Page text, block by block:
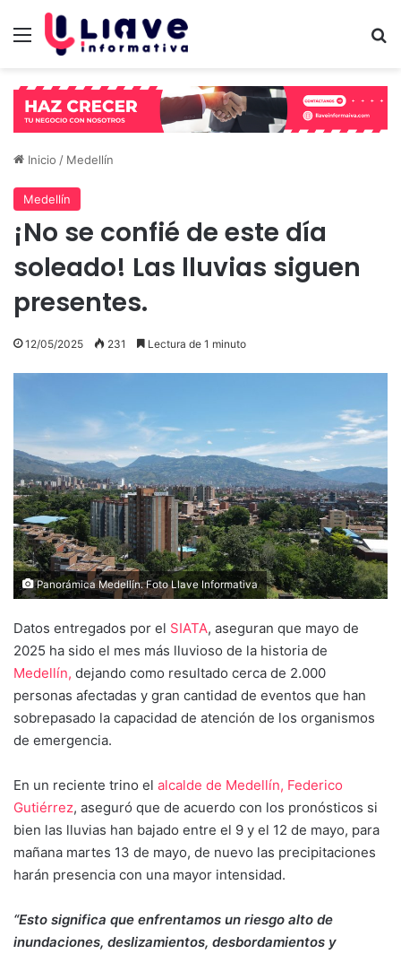
Menú
Inicio / Medellín
Medellín
¡No se confié de este día
soleado! Las lluvias siguen
presentes.
12/05/2025 231 Lectura de 1 minuto
Panorámica Medellín. Foto Llave Informativa
Datos entregados por el SIATA, aseguran que mayo de
2025 ha sido el mes más lluvioso de la historia de
Medellín, dejando como resultado cerca de 2.000
personas afectadas y gran cantidad de eventos que han
sobrepasado la capacidad de atención de los organismos
de emergencia.
En un reciente trino el alcalde de Medellín, Federico
Gutiérrez, aseguró que de acuerdo con los pronósticos si
bien las lluvias han bajado entre el 9 y el 12 de mayo, para
mañana martes 13 de mayo, de nuevo las precipitaciones
harán presencia con una mayor intensidad.
“Esto significa que enfrentamos un riesgo alto de
inundaciones, deslizamientos, desbordamientos y